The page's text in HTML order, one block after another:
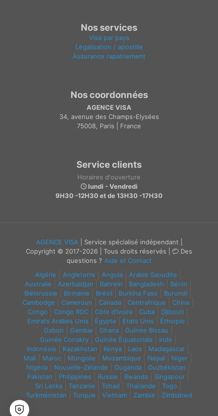
Nos services
Visa par pays
Légalisation / apostille
Assurance rapatriement
Nos coordonnées
AGENCE VISA
34, avenue des Champs-Elysées
75008, Paris | France
Service clients
Horaires d'ouverture
lundi - Vendredi
9H30 -12H30 et de 13H30 -17H30
AGENCE VISA | Service spécialisé indépendant |
Copyright © 2017-2026 | Tous droits réservés |
Des
questions ? Aide et Contact
Algérie
Angleterre Angola
Arabie Saoudite
Australie
Azerbaïdjan Bahreïn Bangladesh
Bénin
Biélorussie
Birmanie Brésil Burkina Faso
Burundi
Cambodge
Cameroun Canada Centrafrique
Chine
Congo
Congo RDC Côte d’Ivoire Cuba
Djibouti
Emirats Arabes Unis
Égypte Etats Unis
Éthiopie
Gabon
Gambie Ghana
Guinée Bissau
Guinée Conakry
Guinée Équatoriale
Inde
Indonésie
Kazakhstan Kenya Laos
Madagascar
Mali
Maroc Mongolie Mozambique Népal
Niger
Nigéria
Nouvelle-Zélande Ouganda
Ouzbékistan
Pakistan
Philippines Russie Rwanda
Singapour
Sri Lanka
Tanzanie Tchad Thaïlande
Togo
Turkménistan
Turquie Vietnam Zambie Zimbabwé